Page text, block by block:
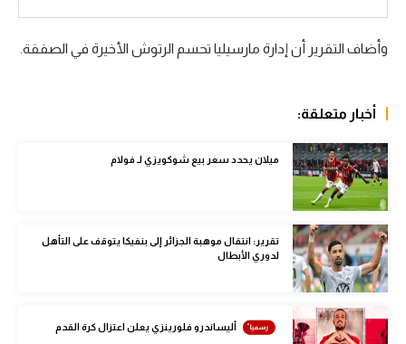
أمم إفريقيا
كرة سلة
كرة يد
كرة طائرة
الوطن العربي
في المونديال
رياضة نسائية
آسيا
وأضاف التقرير أن إدارة مارسيليا تحسم الرتوش الأخيرة في الصفقة.
أخبار متعلقة:
ميلان يحدد سعر بيع شوكويزي لـ فولام
تقرير: انتقال موهبة الجزائر إلى بنفيكا يتوقف على التأهل
لدوري الأبطال
أليساندرو فلورينزي يعلن اعتزال كرة القدم